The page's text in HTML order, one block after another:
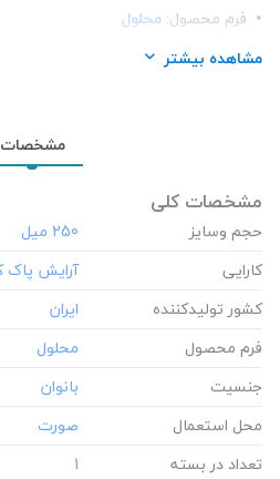
فرم محصول: محلول
جنسیت: بانوان
بطری پلاستیکی
رده سنی: بزرگسالان ، نوجوانان
مشاهده بیشتر
مشخصات
مشخصات کلی
حجم وسایز
‎250 میل
کارایی
کشور تولید‎کننده
فرم محصول
جنسیت
محل استعمال
تعداد در بسته
‎1